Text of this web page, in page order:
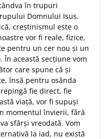
în trupuri
Domnului Isus.
creştinismul este o
vor fi reale, fizice,
pentru un cer nou şi un
În această secţiune vom
care spune că şi
însă pentru osânda
fie direct, fie
viaţă, vor fi supuşi
momentul învierii, fără
sfârşi vreodată. Vom
la iad, nu există